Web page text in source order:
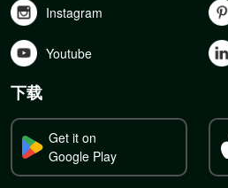
Instagram
Youtube
下载
Get it on
Google Play